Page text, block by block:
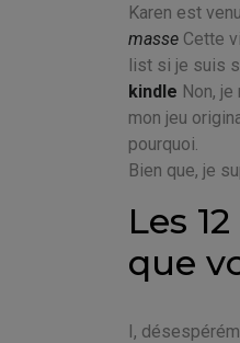
Karen est
masse Cette
list si je suis
kindle Non,
mon jeu
pourquoi.
Bien que, je
Les
que
I,